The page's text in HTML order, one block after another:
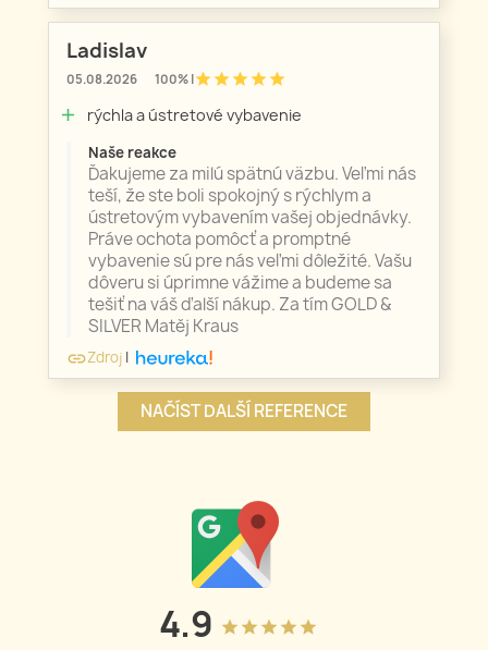
Ladislav
05.08.2026 100% |starstarstarstarstar
add rýchla a ústretové vybavenie
Naše reakce
Ďakujeme za milú spätnú väzbu. Veľmi nás
teší, že ste boli spokojný s rýchlym a
ústretovým vybavením vašej objednávky.
Práve ochota pomôcť a promptné
vybavenie sú pre nás veľmi dôležité. Vašu
dôveru si úprimne vážime a budeme sa
tešiť na váš ďalší nákup. Za tím GOLD &
SILVER Matěj Kraus
linkZdroj |
NAČÍST DALŠÍ REFERENCE
4.9 grade grade grade grade grade